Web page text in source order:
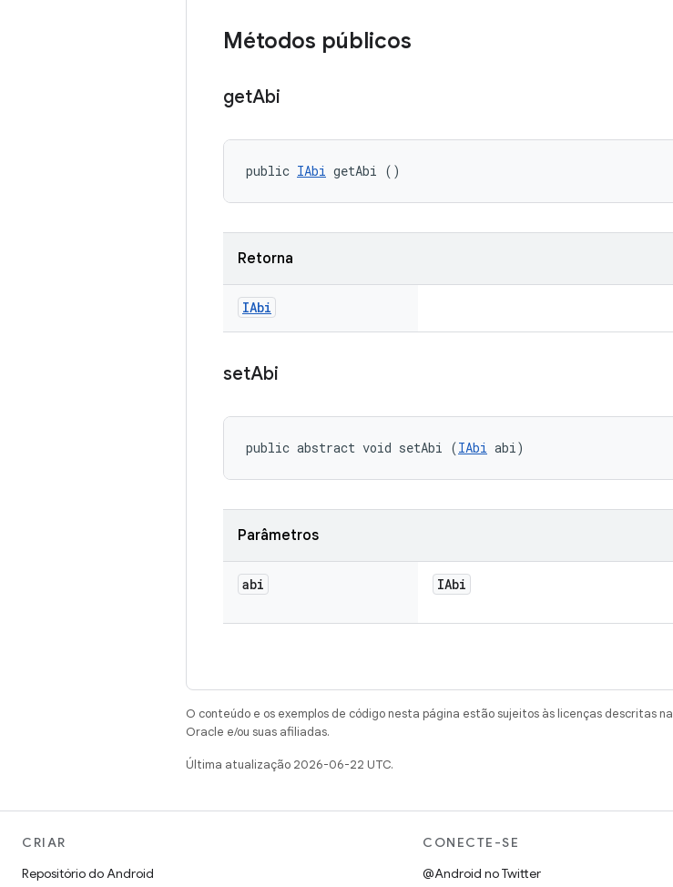
Métodos públicos
getAbi
public IAbi getAbi ()
Retorna
IAbi
setAbi
public abstract void setAbi (IAbi abi)
Parâmetros
abi IAbi
O conteúdo e os exemplos de código nesta página estão sujeitos às licenças descritas na
Oracle e/ou suas afiliadas.
Última atualização 2026-06-22 UTC.
CRIAR
Repositório do Android
CONECTE-SE
@Android no Twitter